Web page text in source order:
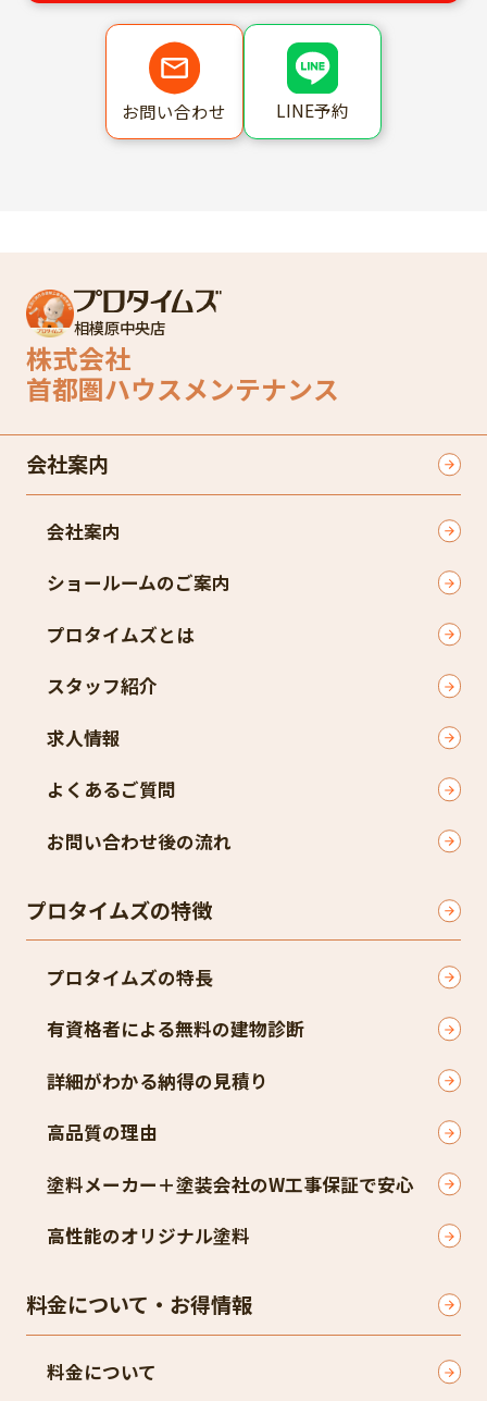
お問い合わせ LINE予約
相模原中央店
株式会社
首都圏ハウスメンテナンス
会社案内
会社案内
ショールームのご案内
プロタイムズとは
スタッフ紹介
求人情報
よくあるご質問
お問い合わせ後の流れ
プロタイムズの特徴
プロタイムズの特長
有資格者による無料の建物診断
詳細がわかる納得の見積り
高品質の理由
塗料メーカー＋塗装会社のW工事保証で安心
高性能のオリジナル塗料
料金について・お得情報
料金について